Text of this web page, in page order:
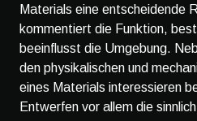
Materials eine entscheidende
kommentiert die Funktion,
beeinflusst die Umgebung.
den physikalischen und
eines Materials interessieren
Entwerfen vor allem die